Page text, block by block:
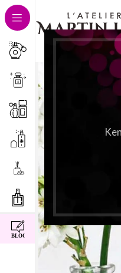
instagram
facebook
youtube